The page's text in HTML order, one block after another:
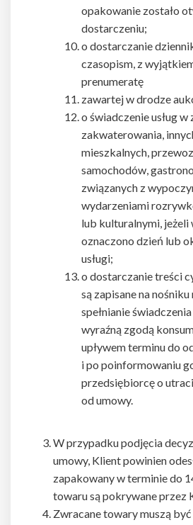
opakowanie zostało
dostarczeniu;
o dostarczanie
czasopism, z
prenumeratę
zawartej w drodze
o świadczenie usług w
zakwaterowania,
mieszkalnych,
samochodów,
związanych z
wydarzeniami
lub kulturalnymi, jeżeli
oznaczono dzień lub
usługi;
o dostarczanie treści
są zapisane na
spełnianie
wyraźną zgodą
upływem terminu do
i po poinformowaniu
przedsiębiorcę o
od umowy.
W przypadku podjęcia
umowy, Klient powinien
zapakowany w terminie do
towaru są pokrywane przez
Zwracane towary muszą